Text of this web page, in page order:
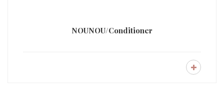
NOUNOU/Conditioner